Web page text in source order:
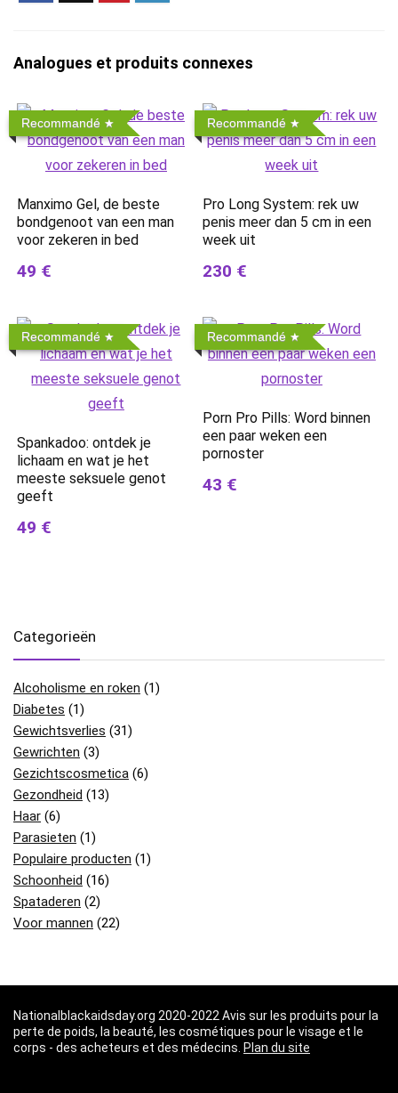
Analogues et produits connexes
Recommandé
Manximo Gel, de beste
bondgenoot van een man
voor zekeren in bed
49 €
Recommandé
Pro Long System: rek uw
penis meer dan 5 cm in een
week uit
230 €
Recommandé
Spankadoo: ontdek je
lichaam en wat je het
meeste seksuele genot
geeft
49 €
Recommandé
Porn Pro Pills: Word binnen
een paar weken een
pornoster
43 €
Categorieën
Alcoholisme en roken (1)
Diabetes (1)
Gewichtsverlies (31)
Gewrichten (3)
Gezichtscosmetica (6)
Gezondheid (13)
Haar (6)
Parasieten (1)
Populaire producten (1)
Schoonheid (16)
Spataderen (2)
Voor mannen (22)
Nationalblackaidsday.org 2020-2022 Avis sur les produits pour la
perte de poids, la beauté, les cosmétiques pour le visage et le
corps - des acheteurs et des médecins. Plan du site